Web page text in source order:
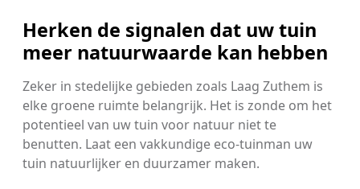
Herken de signalen dat uw tuin
meer natuurwaarde kan hebben
Zeker in stedelijke gebieden zoals Laag Zuthem is
elke groene ruimte belangrijk. Het is zonde om het
potentieel van uw tuin voor natuur niet te
benutten. Laat een vakkundige eco-tuinman uw
tuin natuurlijker en duurzamer maken.